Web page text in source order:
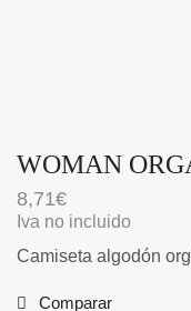
WOMAN
8,71€
Iva no incluido
Camiseta algodón
Comparar